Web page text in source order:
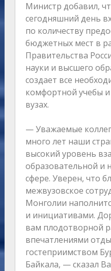
Министр добавил,
сегодняшний день
по количеству
бюджетных мест в
Правительства
науки и высшего
создает все
комфортной учебы
вузах.
— Уважаемые
много лет наши
высокий уровень
образовательной и
сфере. Уверен, что
межвузовское
Монголии
и инициативами.
вам плодотворной
впечатлениями
гостеприимством
Байкала, — сказал